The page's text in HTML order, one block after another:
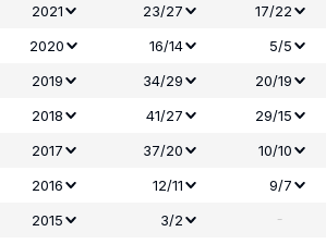
2021
23/27 17/22
2020
16/14 5/5
2019
34/29 20/19
2018
41/27 29/15
2017
37/20 10/10
2016
12/11 9/7
2015
3/2 -